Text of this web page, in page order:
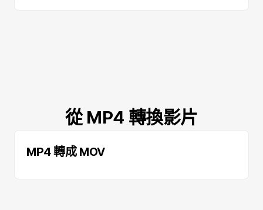
從 MP4 轉換影片
MP4 轉成 MOV